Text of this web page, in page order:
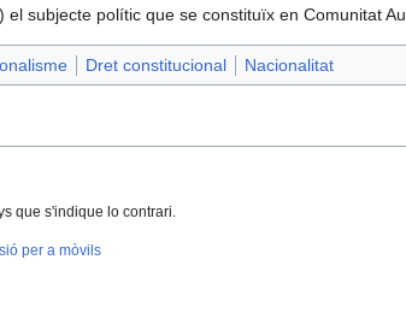
subjecte polític que se constituïx en Comunitat
Dret constitucional Nacionalitat
que s'indique lo contrari.
per a mòvils